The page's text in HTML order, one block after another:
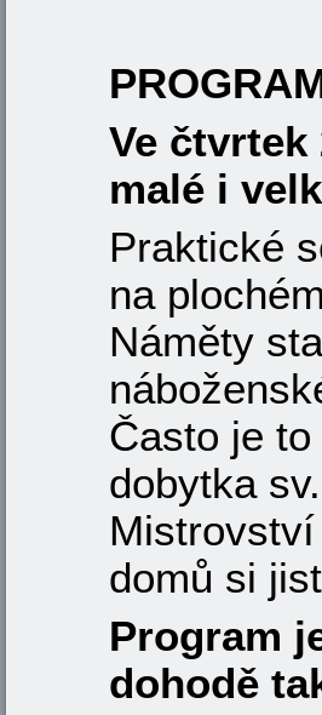
Ve čtvrtek
malé i
Praktické
na
Náměty
Často je
dobytka
domů si
Program
dohodě